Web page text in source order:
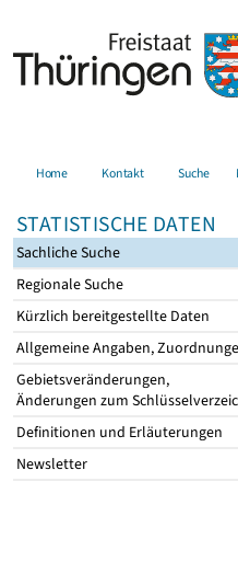
Home Kontakt Suche
STATISTISCHE DATEN
Sachliche Suche
Regionale Suche
Kürzlich bereitgestellte Daten
Allgemeine Angaben,
Gebietsveränderungen,
Änderungen zum
Definitionen und Erläuterungen
Newsletter